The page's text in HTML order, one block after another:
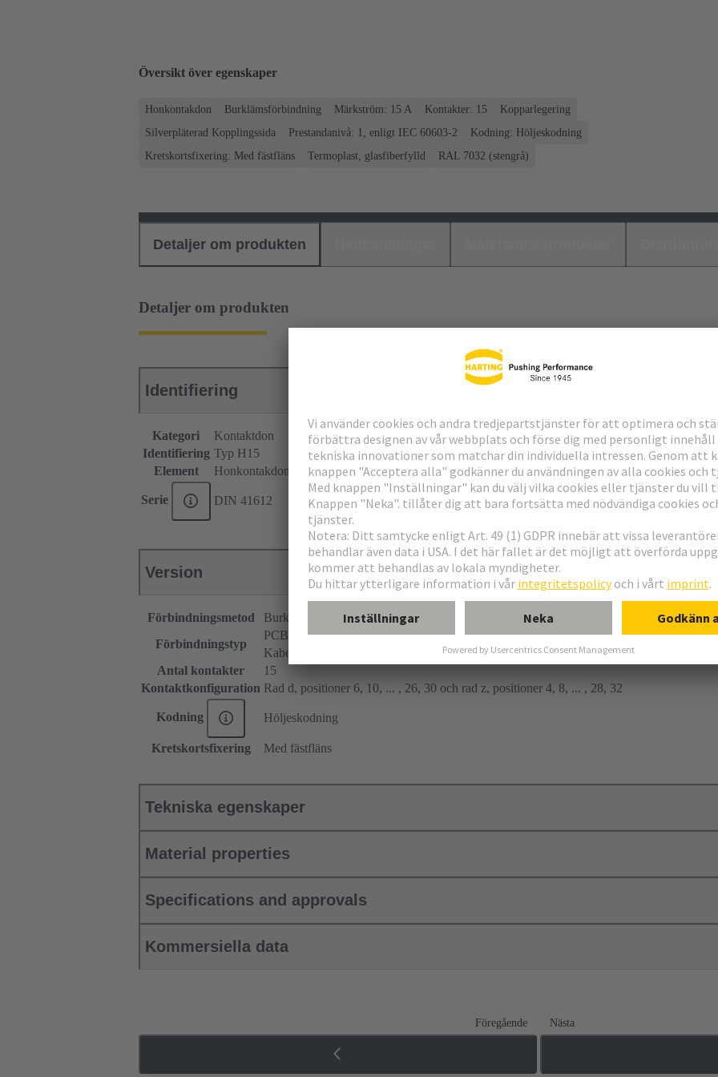
Översikt över egenskaper
Honkontakdon Burklämsförbindning Märkström: ‌15 A Kontakter: 15
Kopparlegering
Silverpläterad Kopplingssida
Prestandanivå: 1, enligt IEC 60603-2
Kodning: Höljeskodning
Kretskortsfixering: Med fästfläns
Termoplast, glasfiberfylld RAL 7032 (stengrå)
Detaljer om produkten
Detaljer om produkten
Identifiering
Kategori
Kontaktdon
Identifiering Typ H15
Element
Honkontakdon
Serie DIN 41612
Version
Förbindningsmetod
Burklämsförbindning
Förbindningstyp
PCB till kabel
Kabel till kabel
Antal kontakter
15
Kontaktkonfiguration Rad d, positioner 6, 10, ... , 26, 30 och rad z, positioner 4, 8, ... , 28, 32
Kodning Höljeskodning
Kretskortsfixering Med fästfläns
Tekniska egenskaper
Material properties
Specifications and approvals
Kommersiella data
Föregående Nästa